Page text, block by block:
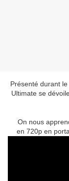
Présenté durant
Ultimate se
On nous
en 720p en